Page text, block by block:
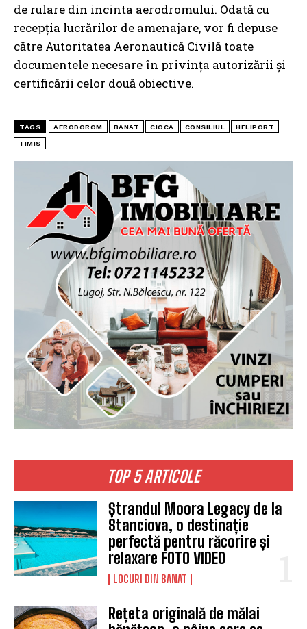
TOP 5 ARTICOLE
Ștrandul Moora Legacy de la
Stanciova, o destinație
perfectă pentru răcorire și
relaxare FOTO VIDEO
LOCURI DIN BANAT
Rețeta originală de mălai
de rulare din incinta aerodromului. Odată cu
recepția lucrărilor de amenajare, vor fi depuse
către Autoritatea Aeronautică Civilă toate
documentele necesare în privința autorizării și
certificării celor două obiective.
TAGS AERODOROM BANAT CIOCA CONSILIUL HELIPORT
TIMIS